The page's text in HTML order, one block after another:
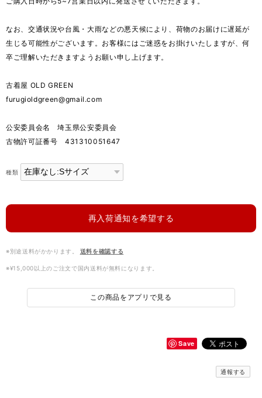
なお、交通状況や台風・大雨などの悪天候により、荷物のお届けに遅延が
生じる可能性がございます。お客様にはご迷惑をお掛けいたしますが、何
卒ご理解いただきますようお願い申し上げます。
古着屋 OLD GREEN
furugioldgreen@gmail.com
公安委員会名 埼玉県公安委員会
古物許可証番号 431310051647
種類
再入荷通知を希望する
※別途送料がかかります。 送料を確認する
※¥15,000以上のご注文で国内送料が無料になります。
この商品をアプリで見る
Save
通報する